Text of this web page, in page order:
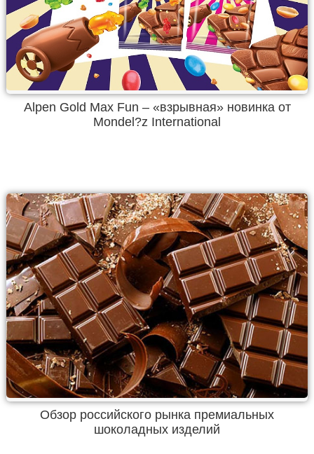
Alpen Gold Max Fun – «взрывная» новинка от
Mondel?z International
Обзор российского рынка премиальных
шоколадных изделий